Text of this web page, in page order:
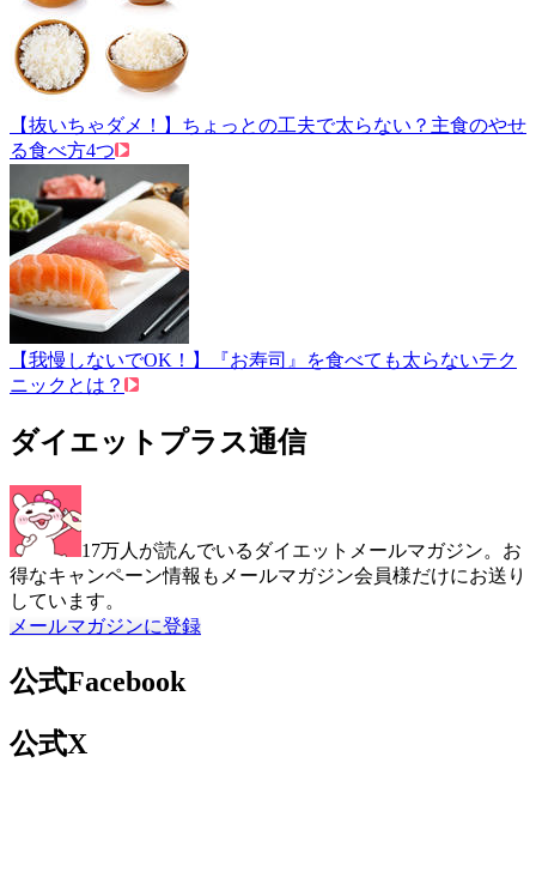
【抜いちゃダメ！】ちょっとの工夫で太らない？主食のやせ
る食べ方4つ
【我慢しないでOK！】『お寿司』を食べても太らないテク
ニックとは？
ダイエットプラス通信
17万人が読んでいるダイエットメールマガジン。お
得なキャンペーン情報もメールマガジン会員様だけにお送り
しています。
メールマガジンに登録
公式Facebook
公式X